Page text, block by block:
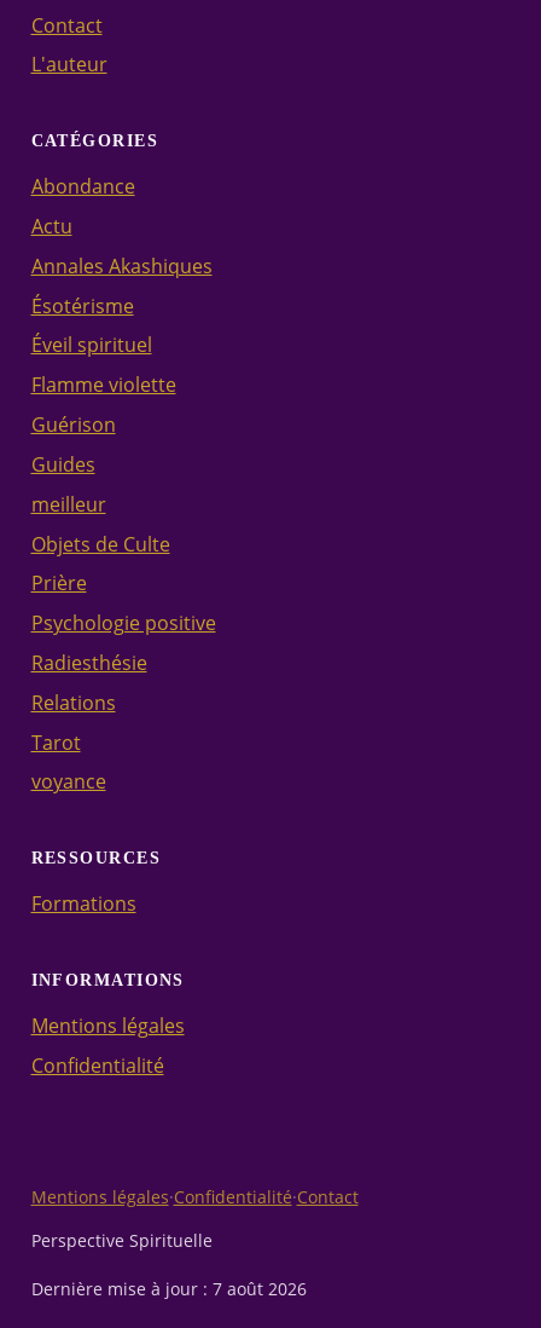
Contact
L'auteur
CATÉGORIES
Abondance
Actu
Annales Akashiques
Ésotérisme
Éveil spirituel
Flamme violette
Guérison
Guides
meilleur
Objets de Culte
Prière
Psychologie positive
Radiesthésie
Relations
Tarot
voyance
RESSOURCES
Formations
INFORMATIONS
Mentions légales
Confidentialité
Mentions légales·Confidentialité·Contact
Perspective Spirituelle
Dernière mise à jour : 7 août 2026